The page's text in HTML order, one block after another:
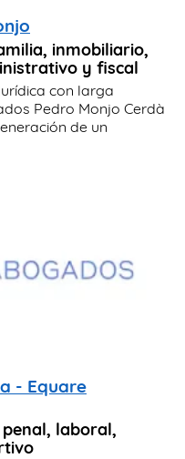
inmobiliario,
y fiscal
con larga
Pedro Monjo Cerdà
de un
- Equare
laboral,